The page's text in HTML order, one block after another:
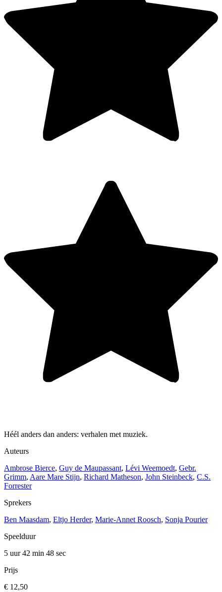
Héél anders dan anders: verhalen met muziek.
Auteurs
Ambrose Bierce, Guy de Maupassant, Lévi Weemoedt, Gebr.
Grimm, Aare Mare Stijn, Richard Matheson, John Steinbeck, C.S.
Forrester
Sprekers
Ben Maasdam, Eltjo Herder, Marie-Annet Roosch, Sonja Pourier
Speelduur
5 uur 42 min 48 sec
Prijs
€ 12,50